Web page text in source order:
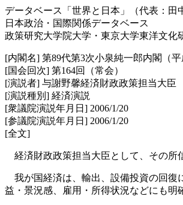
データベース「世界と日本」（代表：田
日本政治・国際関係データベース
政策研究大学院大学・東京大学東洋文化
[内閣名] 第89代第3次小泉純一郎内閣（平
[国会回次] 第164回（常会）
[演説者] 与謝野馨経済財政政策担当大臣
[演説種別] 経済演説
[衆議院演説年月日] 2006/1/20
[参議院演説年月日] 2006/1/20
[全文]
経済財政政策担当大臣として、その所
我が国経済は、輸出、設備投資の回復
益・景況感、雇用・所得状況などにも明